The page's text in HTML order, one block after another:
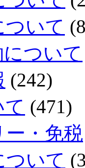
ついて
ついて
(242)
(471)
ー・免税
ついて